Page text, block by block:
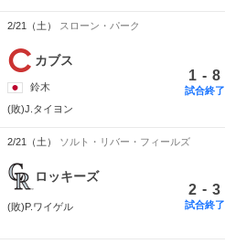
2/21（土） スローン・パーク
カブス
鈴木
(敗)J.タイヨン
1 - 8
試合終了
2/21（土） ソルト・リバー・フィールズ
ロッキーズ
(敗)P.ワイゲル
2 - 3
試合終了